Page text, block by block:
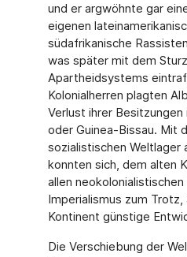
und er argwöhnte gar
eigenen
südafrikanische
was später mit dem
Apartheidsystems
Kolonialherren plagten
Verlust ihrer
oder Guinea-Bissau. Mit
sozialistischen Weltlager
konnten sich, dem alten
allen
Imperialismus zum
Kontinent günsti­ge
Die Verschiebung der